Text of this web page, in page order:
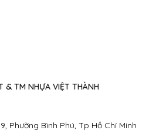
Phường Bình Phú, Tp Hồ Chí Minh
& TM NHỰA VIỆT THÀNH